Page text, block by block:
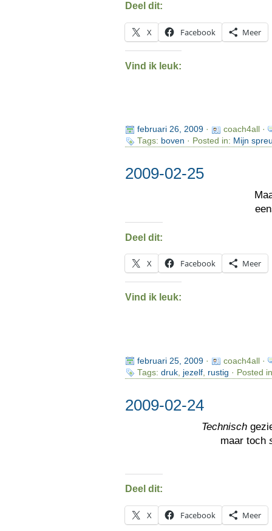
Deel dit:
X Facebook Meer
Vind ik leuk:
februari 26, 2009·
coach4all ·
Tags: boven · Posted in: Mijn
2009-02-25
Deel dit:
X Facebook Meer
Vind ik leuk:
februari 25, 2009·
coach4all ·
Tags: druk, jezelf, rustig · Posted
2009-02-24
Technisch
maar toch
Deel dit:
X Facebook Meer